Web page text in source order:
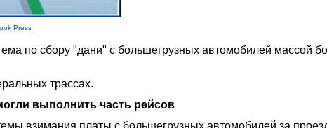
Press
по сбору "дани" с большегрузных автомобилей массой
трассах.
выполнить часть рейсов
взимания платы с большегрузных автомобилей за